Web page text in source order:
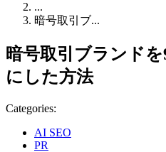
...
暗号取引ブ...
暗号取引ブランド
にした方法
Categories:
AI SEO
PR